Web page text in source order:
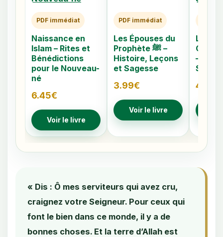
PDF immédiat
Naissance en
Islam – Rites et
Bénédictions
pour le Nouveau-
né
6.45€
Voir le livre
PDF immédiat
Les Épouses du
Prophète ﷺ –
Histoire, Leçons
et Sagesse
3.99€
Voir le livre
Les
–
4.79
« Dis : Ô mes serviteurs qui avez cru,
craignez votre Seigneur. Pour ceux qui
font le bien dans ce monde, il y a de
bonnes choses. Et la terre d’Allah est